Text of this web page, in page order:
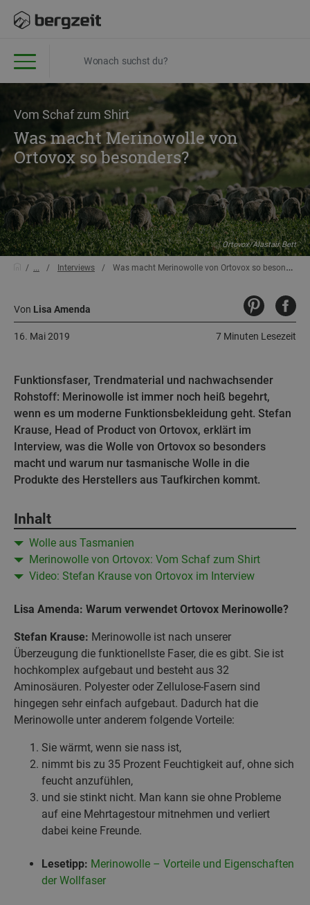
Vom Schaf zum Shirt
Was macht Merinowolle von
Ortovox so besonders?
Ortovox/Alastair Bett
... Interviews Was macht Merinowolle von Ortovox so besonders?
Von Lisa Amenda
7 Minuten Lesezeit
16. Mai 2019
Funktionsfaser, Trendmaterial und nachwachsender
Rohstoff: Merinowolle ist immer noch heiß begehrt,
wenn es um moderne Funktionsbekleidung geht. Stefan
Krause, Head of Product von Ortovox, erklärt im
Interview, was die Wolle von Ortovox so besonders
macht und warum nur tasmanische Wolle in die
Produkte des Herstellers aus Taufkirchen kommt.
Inhalt
Wolle aus Tasmanien
Merinowolle von Ortovox: Vom Schaf zum Shirt
Video: Stefan Krause von Ortovox im Interview
Lisa Amenda: Warum verwendet Ortovox Merinowolle?
Stefan Krause: Merinowolle ist nach unserer
Überzeugung die funktionellste Faser, die es gibt. Sie ist
hochkomplex aufgebaut und besteht aus 32
Aminosäuren. Polyester oder Zellulose-Fasern sind
hingegen sehr einfach aufgebaut. Dadurch hat die
Merinowolle unter anderem folgende Vorteile:
Sie wärmt, wenn sie nass ist,
nimmt bis zu 35 Prozent Feuchtigkeit auf, ohne sich
feucht anzufühlen,
und sie stinkt nicht. Man kann sie ohne Probleme
auf eine Mehrtagestour mitnehmen und verliert
dabei keine Freunde.
Lesetipp: Merinowolle – Vorteile und Eigenschaften
der Wollfaser